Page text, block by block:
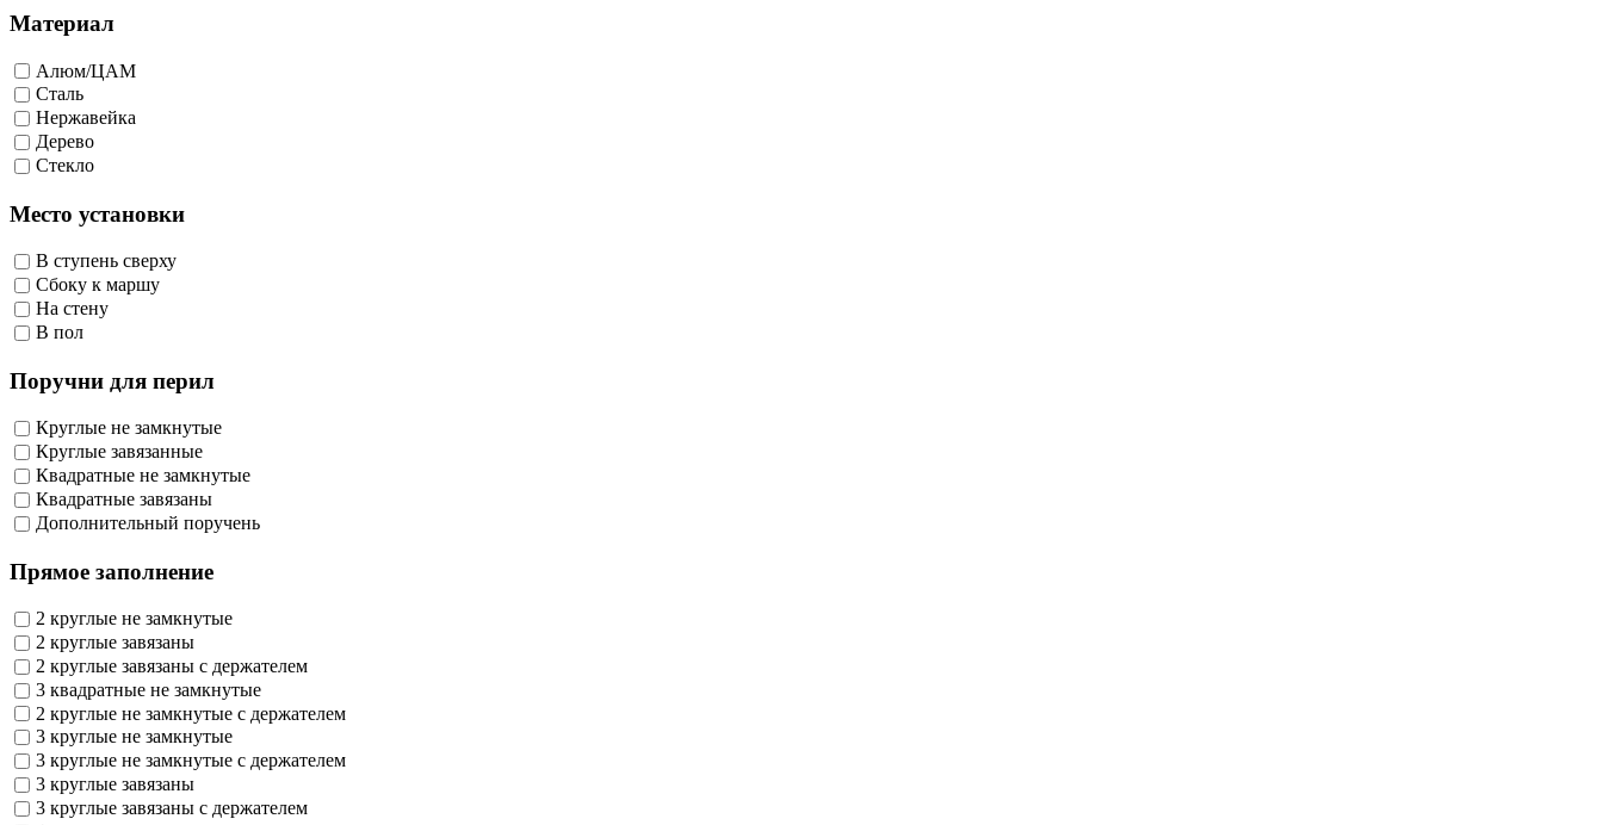
Материал
Алюм/ЦАМ
Сталь
Нержавейка
Дерево
Стекло
Место установки
В ступень сверху
Сбоку к маршу
На стену
В пол
Поручни для перил
Круглые не замкнутые
Круглые завязанные
Квадратные не замкнутые
Квадратные завязаны
Дополнительный поручень
Прямое заполнение
2 круглые не замкнутые
2 круглые завязаны
2 круглые завязаны с держателем
3 квадратные не замкнутые
2 круглые не замкнутые с держателем
3 круглые не замкнутые
3 круглые не замкнутые с держателем
3 круглые завязаны
3 круглые завязаны с держателем